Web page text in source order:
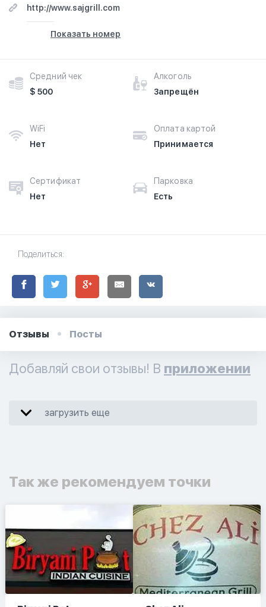
http://www.sajgrill.com
Показать номер
Средний чек
$ 500
Алкоголь
Запрещён
WiFi
Нет
Оплата картой
Принимается
Сертификат
Нет
Парковка
Есть
Поделиться:
Отзывы Посты
Добавляй свои отзывы! В приложении
загрузить еще
Так же рекомендуем точки